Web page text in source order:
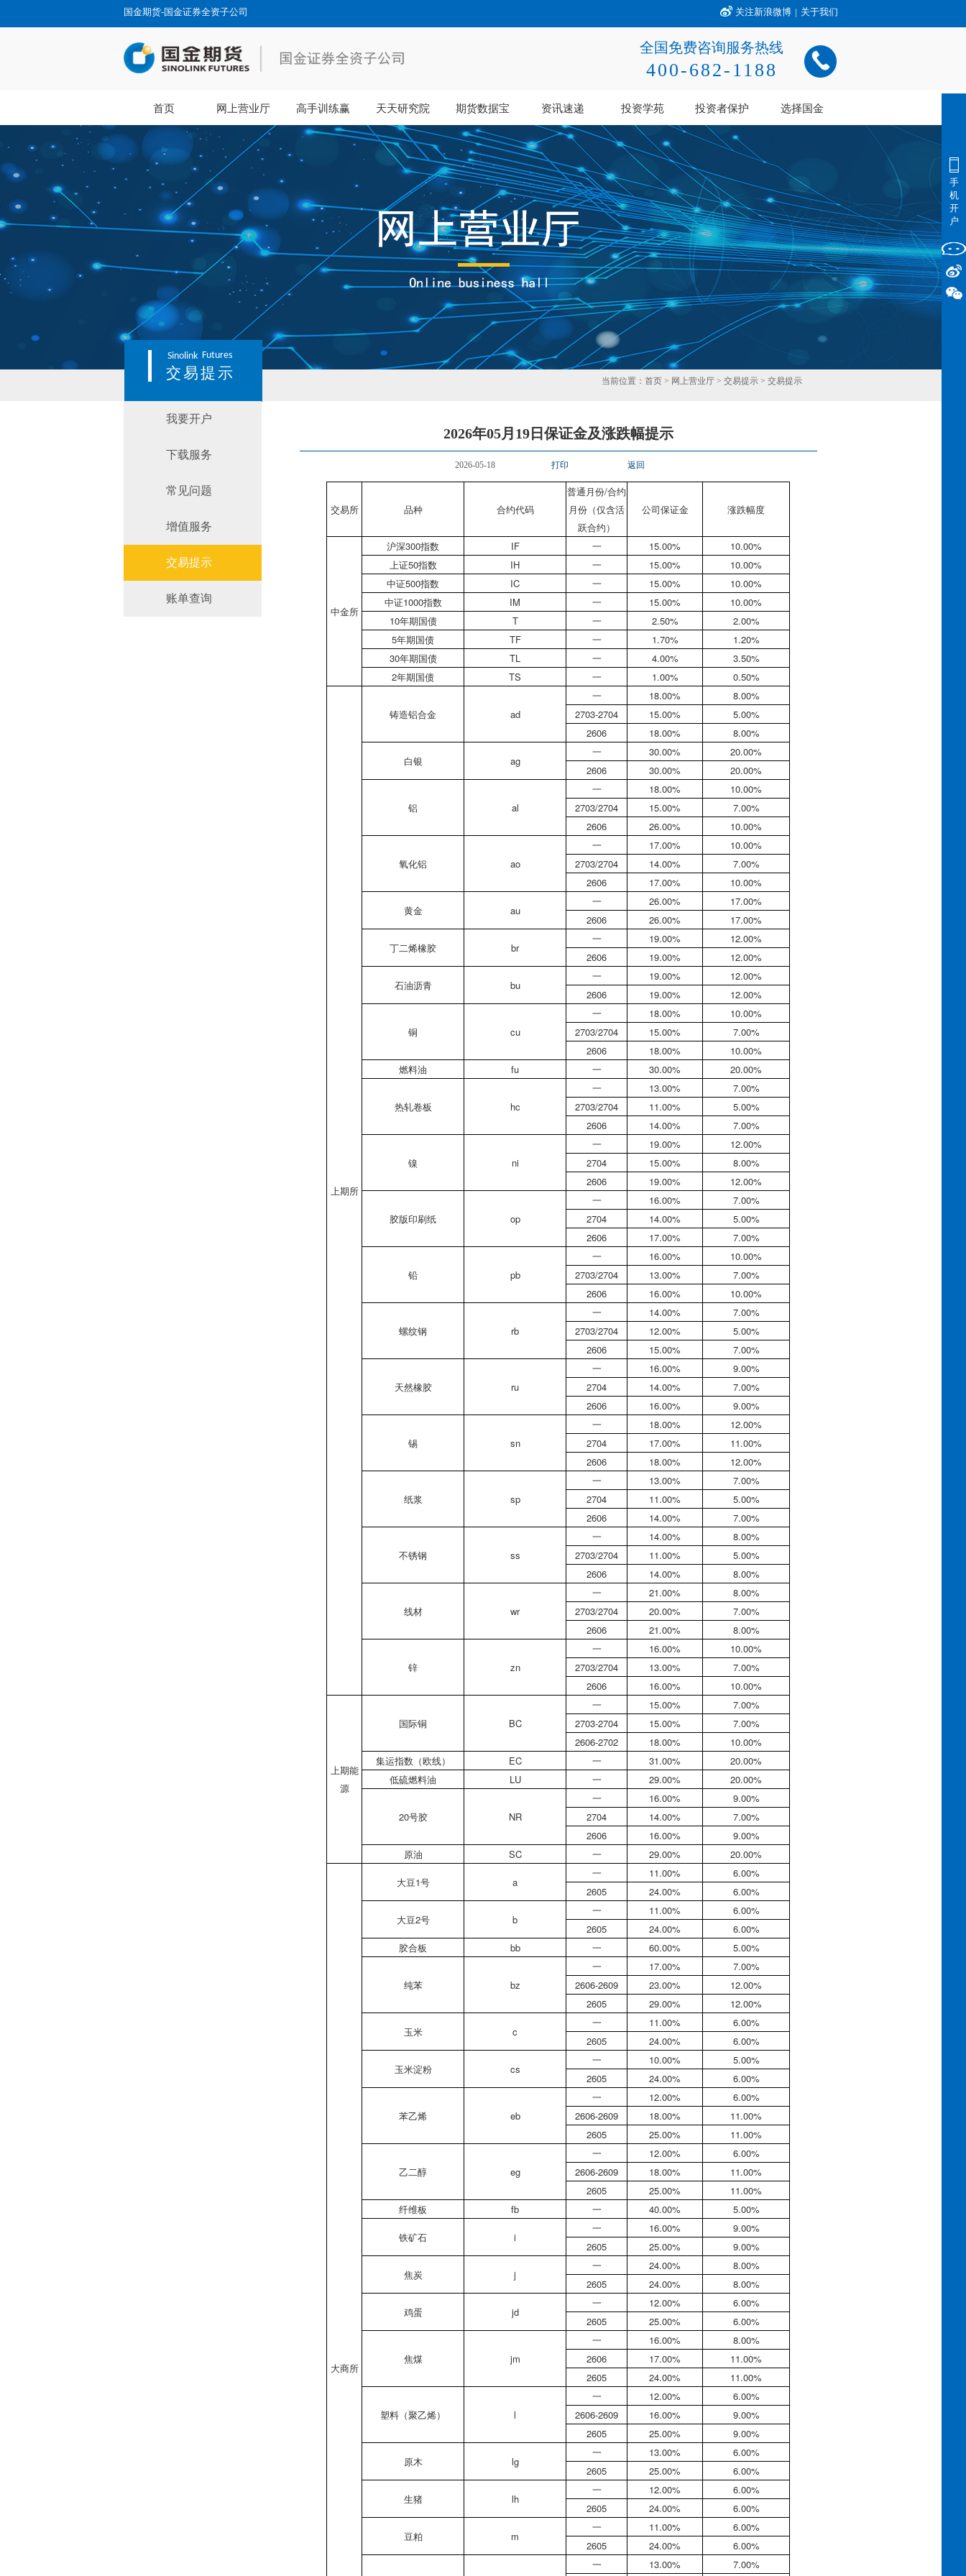
国金期货-国金证券全资子公司 关注新浪微博 | 关于我们
全国免费咨询服务热线
400-682-1188
首页 网上营业厅 高手训练赢 天天研究院 期货数据宝 资讯速递 投资学苑 投资者保护 选择国金
Sinolink Futures
交易提示 当前位置： 首页 > 网上营业厅 > 交易提示 > 交易提示
我要开户
下载服务
常见问题
增值服务
交易提示
账单查询
2026年05月19日保证金及涨跌幅提示
2026-05-18 打印 返回
交易所 品种 合约代码
普通月份/合约
月份（仅含活
跃合约）
公司保证金 涨跌幅度
中金所
沪深300指数 IF 一 15.00%
10.00%
上证50指数
IH 一 15.00%
10.00%
中证500指数
IC 一 15.00%
10.00%
中证1000指数
IM 一 15.00%
10.00%
10年期国债
T 一 2.50%
2.00%
5年期国债
TF 一 1.70%
1.20%
30年期国债
TL 一 4.00%
3.50%
2年期国债
TS 一 1.00% 0.50%
上期所
铸造铝合金 ad
一 18.00%
8.00%
2703-2704
15.00%
5.00%
2606
18.00% 8.00%
白银 ag
一 30.00%
20.00%
2606
30.00% 20.00%
铝 al
一 18.00%
10.00%
2703/2704
15.00%
7.00%
2606
26.00% 10.00%
氧化铝 ao
一 17.00%
10.00%
2703/2704
14.00%
7.00%
2606
17.00% 10.00%
黄金 au
一 26.00%
17.00%
2606
26.00% 17.00%
丁二烯橡胶 br
一 19.00%
12.00%
2606
19.00% 12.00%
石油沥青 bu
一 19.00%
12.00%
2606
19.00% 12.00%
铜 cu
一 18.00%
10.00%
2703/2704
15.00%
7.00%
2606
18.00%
10.00%
燃料油
fu 一 30.00% 20.00%
热轧卷板 hc
一 13.00%
7.00%
2703/2704
11.00%
5.00%
2606
14.00% 7.00%
镍 ni
一 19.00%
12.00%
2704
15.00%
8.00%
2606
19.00% 12.00%
胶版印刷纸 op
一 16.00%
7.00%
2704
14.00%
5.00%
2606
17.00% 7.00%
铅 pb
一 16.00%
10.00%
2703/2704
13.00%
7.00%
2606
16.00% 10.00%
螺纹钢 rb
一 14.00%
7.00%
2703/2704
12.00%
5.00%
2606
15.00% 7.00%
天然橡胶 ru
一 16.00%
9.00%
2704
14.00%
7.00%
2606
16.00% 9.00%
锡 sn
一 18.00%
12.00%
2704
17.00%
11.00%
2606
18.00% 12.00%
纸浆 sp
一 13.00%
7.00%
2704
11.00%
5.00%
2606
14.00% 7.00%
不锈钢 ss
一 14.00%
8.00%
2703/2704
11.00%
5.00%
2606
14.00% 8.00%
线材 wr
一 21.00%
8.00%
2703/2704
20.00%
7.00%
2606
21.00% 8.00%
锌 zn
一 16.00%
10.00%
2703/2704
13.00%
7.00%
2606
16.00% 10.00%
上期能
源
国际铜 BC
一 15.00%
7.00%
2703-2704
15.00%
7.00%
2606-2702
18.00%
10.00%
集运指数（欧线）
EC 一 31.00%
20.00%
低硫燃料油
LU 一 29.00% 20.00%
20号胶 NR
一 16.00%
9.00%
2704
14.00%
7.00%
2606
16.00%
9.00%
原油
SC 一 29.00% 20.00%
大商所
大豆1号 a
一 11.00%
6.00%
2605
24.00% 6.00%
大豆2号 b
一 11.00%
6.00%
2605
24.00%
6.00%
胶合板
bb 一 60.00% 5.00%
纯苯 bz
一 17.00%
7.00%
2606-2609
23.00%
12.00%
2605
29.00% 12.00%
玉米 c
一 11.00%
6.00%
2605
24.00% 6.00%
玉米淀粉 cs
一 10.00%
5.00%
2605
24.00% 6.00%
苯乙烯 eb
一 12.00%
6.00%
2606-2609
18.00%
11.00%
2605
25.00% 11.00%
乙二醇 eg
一 12.00%
6.00%
2606-2609
18.00%
11.00%
2605
25.00%
11.00%
纤维板
fb 一 40.00% 5.00%
铁矿石 i
一 16.00%
9.00%
2605
25.00% 9.00%
焦炭 j
一 24.00%
8.00%
2605
24.00% 8.00%
鸡蛋 jd
一 12.00%
6.00%
2605
25.00% 6.00%
焦煤 jm
一 16.00%
8.00%
2606
17.00%
11.00%
2605
24.00% 11.00%
塑料（聚乙烯） l
一 12.00%
6.00%
2606-2609
16.00%
9.00%
2605
25.00% 9.00%
原木 lg
一 13.00%
6.00%
2605
25.00% 6.00%
生猪 lh
一 12.00%
6.00%
2605
24.00% 6.00%
豆粕 m
一 11.00%
6.00%
2605
24.00%
6.00%
一
13.00% 7.00%
手
机
开
户